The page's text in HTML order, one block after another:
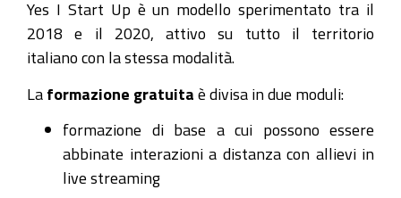
Yes I Start Up è un modello sperimentato tra il
2018 e il 2020, attivo su tutto il territorio
italiano con la stessa modalità.
La formazione gratuita è divisa in due moduli:
formazione di base a cui possono essere
abbinate interazioni a distanza con allievi in
live streaming